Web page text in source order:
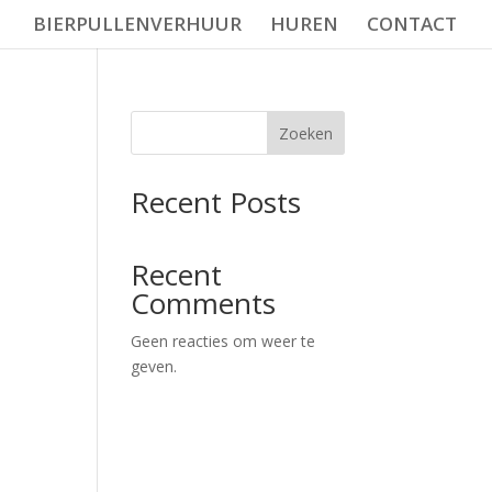
BIERPULLENVERHUUR HUREN CONTACT
Zoeken
Recent Posts
Recent
Comments
Geen reacties om weer te
geven.